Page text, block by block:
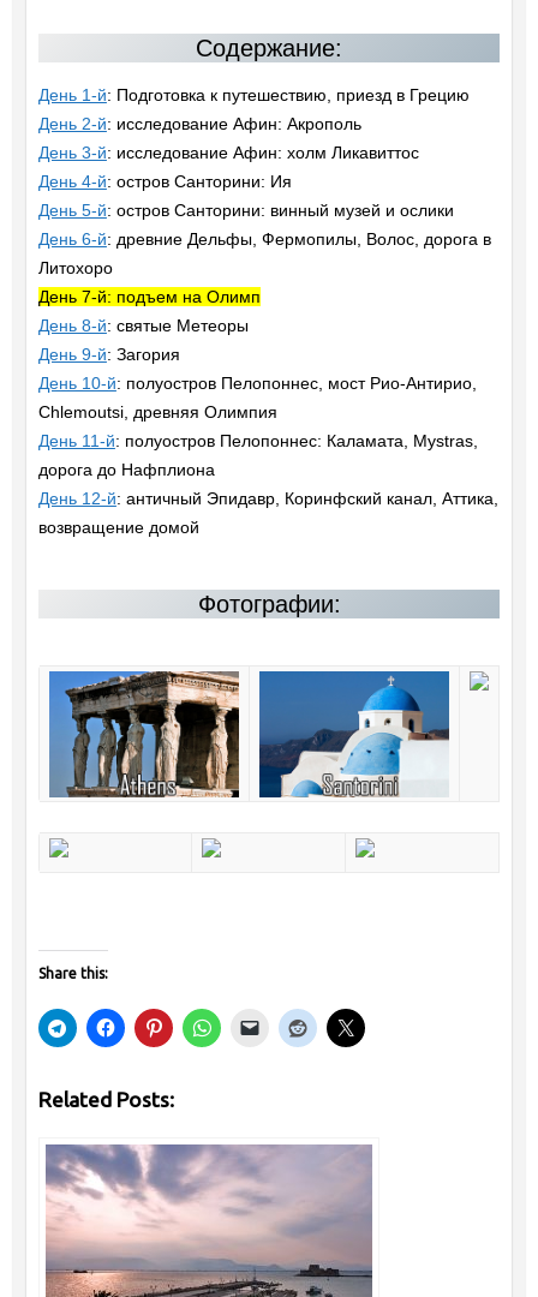
Содержание:
День 1-й: Подготовка к путешествию, приезд в Грецию
День 2-й: исследование Афин: Акрополь
День 3-й: исследование Афин: холм Ликавиттос
День 4-й: остров Санторини: Ия
День 5-й: остров Санторини: винный музей и ослики
День 6-й: древние Дельфы, Фермопилы, Волос, дорога в
Литохоро
День 7-й: подъем на Олимп
День 8-й: святые Метеоры
День 9-й: Загория
День 10-й: полуостров Пелопоннес, мост Рио-Антирио,
Chlemoutsi, древняя Олимпия
День 11-й: полуостров Пелопоннес: Каламата, Mystras,
дорога до Нафплиона
День 12-й: античный Эпидавр, Коринфский канал, Аттика,
возвращение домой
Фотографии:
Share this:
Related Posts: